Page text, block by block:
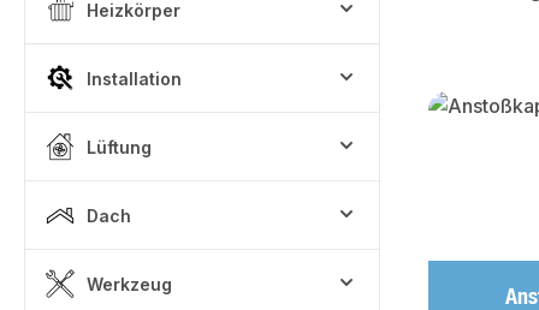
Heizkörper
Installation
Lüftung
Dach
Werkzeug